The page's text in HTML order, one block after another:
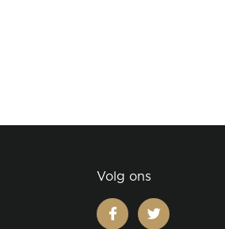
Volg ons
facebooktwitter